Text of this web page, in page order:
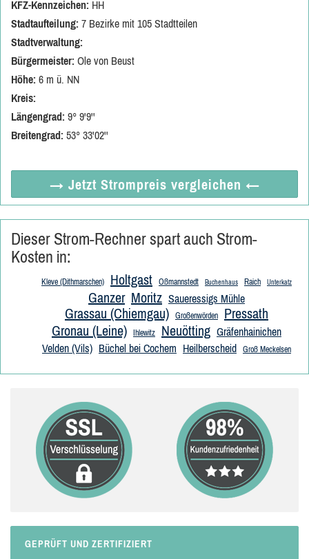
KFZ-Kennzeichen: HH
Stadtaufteilung: 7 Bezirke mit 105 Stadtteilen
Stadtverwaltung:
Bürgermeister: Ole von Beust
Höhe: 6 m ü. NN
Kreis:
Längengrad: 9° 9'9''
Breitengrad: 53° 33'02''
→ Jetzt Strompreis vergleichen ←
Dieser Strom-Rechner spart auch Strom-
Kosten in:
Kleve (Dithmarschen) Holtgast Oßmannstedt Buchenhaus Raich Unterkatz
Ganzer Moritz Saueressigs Mühle
Grassau (Chiemgau) Großenwörden
Pressath
Gronau (Leine)
Ihlewitz Neuötting Gräfenhainichen
Velden (Vils) Büchel bei Cochem Heilberscheid Groß Meckelsen
GEPRÜFT UND ZERTIFIZIERT